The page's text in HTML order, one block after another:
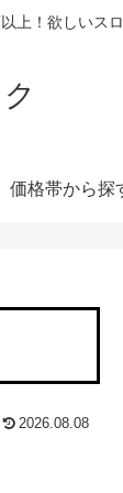
上！欲しいス
価格帯から探
2026.08.08